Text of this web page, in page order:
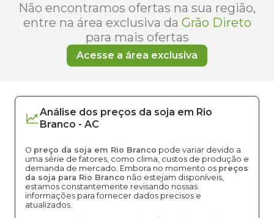
Não encontramos ofertas na sua região,
entre na área exclusiva da Grão Direto
para mais ofertas
Acesse a área exclusiva
Análise dos preços da soja em Rio
Branco - AC
O preço da soja em Rio Branco pode variar devido a
uma série de fatores, como clima, custos de produção e
demanda de mercado. Embora no momento os preços
da soja para Rio Branco não estejam disponíveis,
estamos constantemente revisando nossas
informações para fornecer dados precisos e
atualizados.